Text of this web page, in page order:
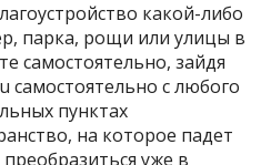
какой-либо
парка, рощи или улицы в
самостоятельно, зайдя
самостоятельно с любого
пунктах
на которое падет
уже в